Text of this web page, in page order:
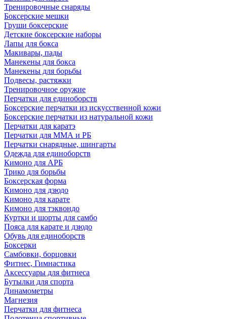
Тренировочные снаряды
Боксерские мешки
Груши боксерские
Детские боксерские наборы
Лапы для бокса
Макивары, пады
Манекены для бокса
Манекены для борьбы
Подвесы, растяжки
Тренировочное оружие
Перчатки для единоборств
Боксерские перчатки из искусственной кожи
Боксерские перчатки из натуральной кожи
Перчатки для каратэ
Перчатки для ММА и РБ
Перчатки снарядные, шингарты
Одежда для единоборств
Кимоно для АРБ
Трико для борьбы
Боксерская форма
Кимоно для дзюдо
Кимоно для карате
Кимоно для тэквондо
Куртки и шорты для самбо
Пояса для карате и дзюдо
Обувь для единоборств
Боксерки
Самбовки, борцовки
Фитнес, Гимнастика
Аксессуары для фитнеса
Бутылки для спорта
Динамометры
Магнезия
Перчатки для фитнеса